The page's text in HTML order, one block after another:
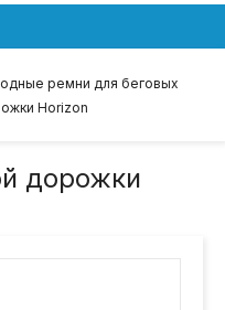
ремни для беговых
Horizon
дорожки